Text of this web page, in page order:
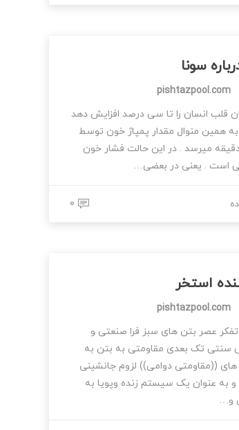
pishtazpool.com
قلب انسان را تا سی درصد افزایش دهد
همین منوال مقدار پمپاژ خون توسط
دقیقه میرسد . در این حالت فشار خون
است . یعنی در بعضی…
0
استخر
pishtazpool.com
عصر بتن های سبز فرا صنعتی و
سنتی تک بعدی مقاومتی به بتن به
((مقاومتی دوامی)) لزوم جانشینی
و به عنوان یک سیستم زنده وپویا به
و…